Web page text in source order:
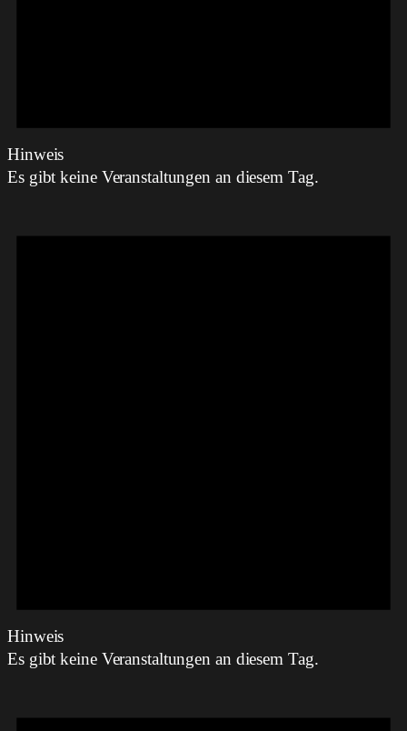
Hinweis
Es gibt keine Veranstaltungen an diesem Tag.
Hinweis
Es gibt keine Veranstaltungen an diesem Tag.